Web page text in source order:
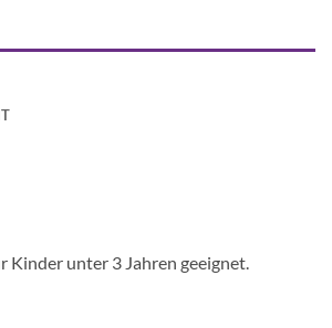
Kinder unter 3 Jahren geeignet.